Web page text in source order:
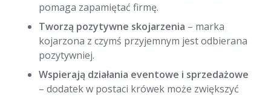
pomaga zapamiętać firmę.
Tworzą pozytywne skojarzenia – marka
kojarzona z czymś przyjemnym jest odbierana
pozytywniej.
Wspierają działania eventowe i sprzedażowe
– dodatek w postaci krówek może zwiększyć